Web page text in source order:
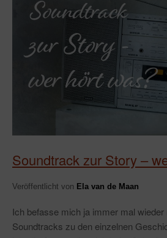
Soundtrack zur Story –
Veröffentlicht von Ela van de Maan
Ich befasse mich ja immer mal wieder
Soundtracks zu den einzelnen